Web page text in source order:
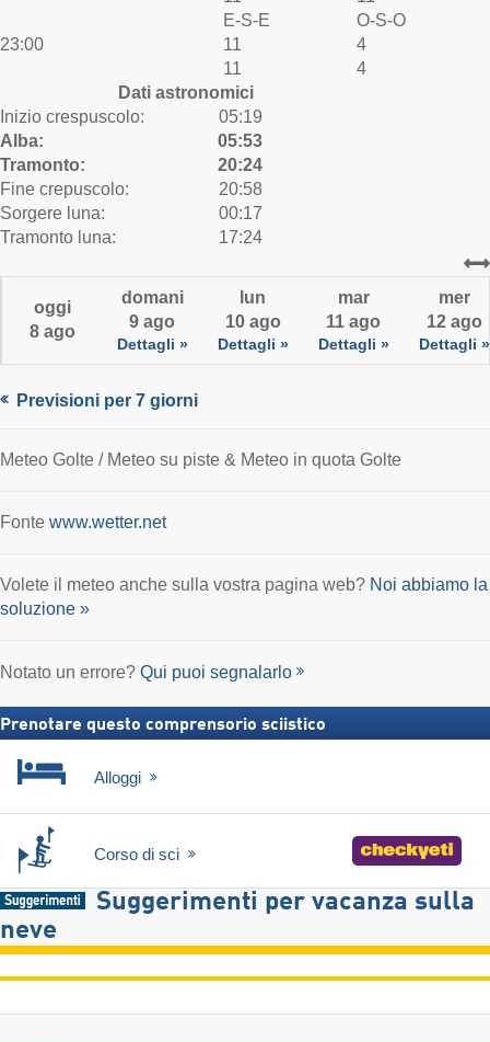
23:00
E-S-E
11
11
O-S-O
4
4
Dati astronomici
Inizio crespuscolo:
Alba:
Tramonto:
Fine crepuscolo:
05:19
05:53
20:24
20:58
Sorgere luna:
Tramonto luna:
00:17
17:24
oggi
8 ago
domani
9 ago
Dettagli »
lun
10 ago
Dettagli »
mar
11 ago
Dettagli »
mer
12 ago
Dettagli »
Previsioni per 7 giorni
Meteo Golte / Meteo su piste & Meteo in quota Golte
Fonte www.wetter.net
Volete il meteo anche sulla vostra pagina web? Noi abbiamo la
soluzione »
Notato un errore? Qui puoi segnalarlo
Prenotare questo comprensorio sciistico
Alloggi
Corso di sci
Suggerimenti per vacanza sulla
neve